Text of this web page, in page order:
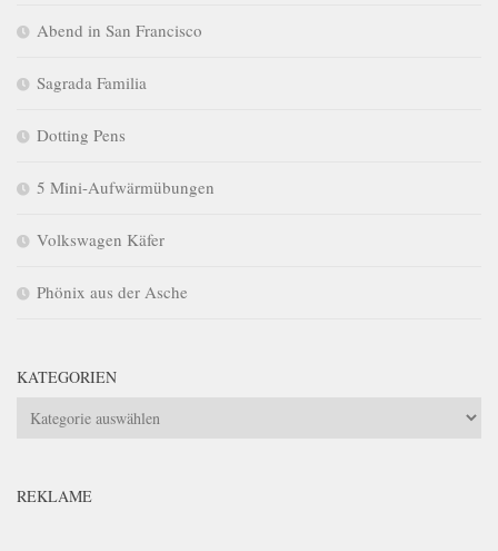
Abend in San Francisco
Sagrada Familia
Dotting Pens
5 Mini-Aufwärmübungen
Volkswagen Käfer
Phönix aus der Asche
KATEGORIEN
Kategorien
REKLAME